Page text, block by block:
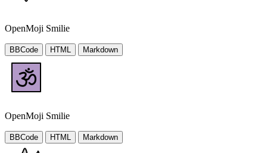
OpenMoji Smilie
BBCode HTML Markdown
OpenMoji Smilie
BBCode HTML Markdown